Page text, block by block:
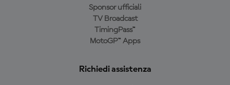
Sponsor ufficiali
TV Broadcast
TimingPass™
MotoGP™ Apps
Richiedi assistenza